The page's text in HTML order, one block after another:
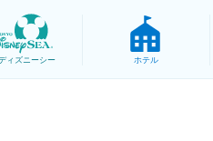
ィズニーシー ホテル